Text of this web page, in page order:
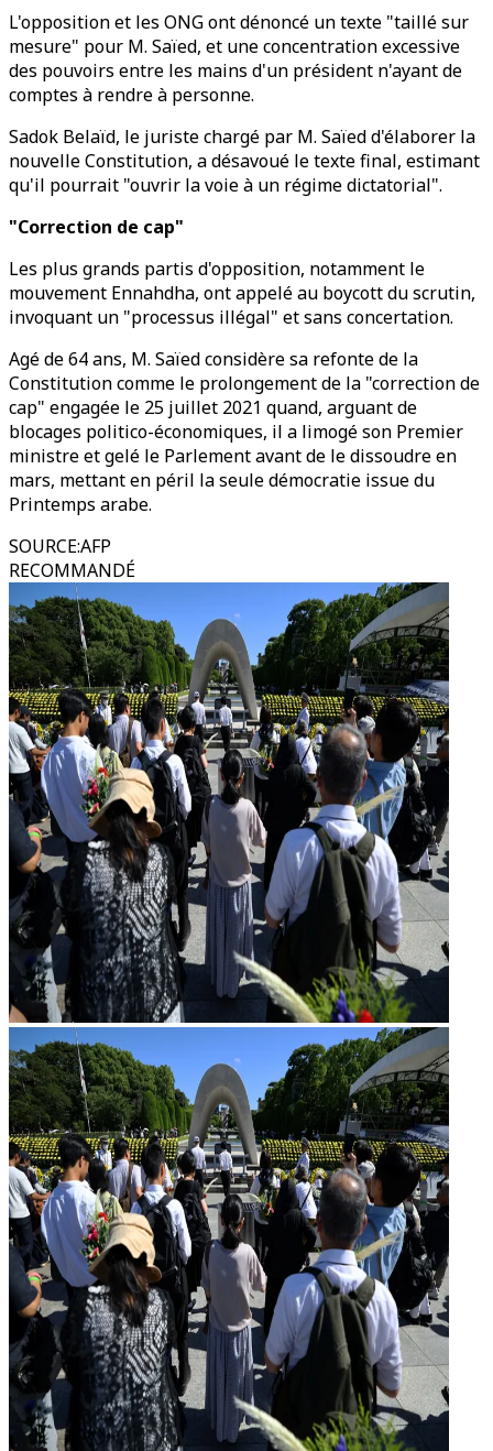
L'opposition et les ONG ont dénoncé un texte "taillé sur
mesure" pour M. Saïed, et une concentration excessive
des pouvoirs entre les mains d'un président n'ayant de
comptes à rendre à personne.
Sadok Belaïd, le juriste chargé par M. Saïed d'élaborer la
nouvelle Constitution, a désavoué le texte final, estimant
qu'il pourrait "ouvrir la voie à un régime dictatorial".
"Correction de cap"
Les plus grands partis d'opposition, notamment le
mouvement Ennahdha, ont appelé au boycott du scrutin,
invoquant un "processus illégal" et sans concertation.
Agé de 64 ans, M. Saïed considère sa refonte de la
Constitution comme le prolongement de la "correction de
cap" engagée le 25 juillet 2021 quand, arguant de
blocages politico-économiques, il a limogé son Premier
ministre et gelé le Parlement avant de le dissoudre en
mars, mettant en péril la seule démocratie issue du
Printemps arabe.
SOURCE:AFP
RECOMMANDÉ